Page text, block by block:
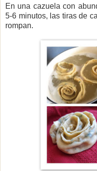
En una cazuela con
5-6 minutos, las tiras de
rompan.